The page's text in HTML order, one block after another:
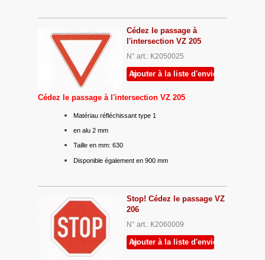
Cédez le passage à
l'intersection VZ 205
N° art.: K2050025
Ajouter à la liste d'envies
Cédez le passage à l'intersection VZ 205
Matériau réfléchissant type 1
en alu 2 mm
Taille en mm: 630
Disponible également en 900 mm
Stop! Cédez le passage VZ
206
N° art.: K2060009
Ajouter à la liste d'envies